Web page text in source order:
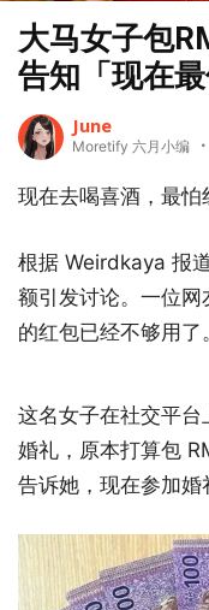
大马女子包
告知「现在最
June
Moretify 六月小编
现在去喝喜酒，最怕
根据 Weirdkaya 报
额引发讨论。一位
的红包已经不够用了。
这名女子在社交平
婚礼，原本打算包
告诉她，现在参加婚